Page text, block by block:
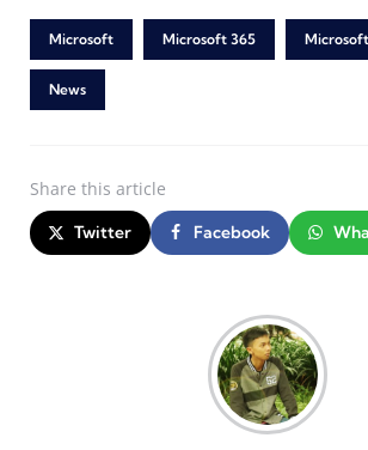
Microsoft Microsoft 365
News
Share this article
Twitter Facebook